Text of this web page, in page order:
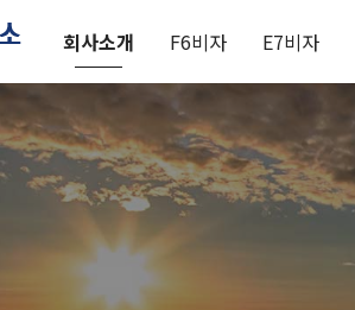
회사소개 F6비자 E7비자